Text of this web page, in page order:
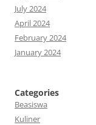
July 2024
April 2024
February 2024
January 2024
Categories
Beasiswa
Kuliner